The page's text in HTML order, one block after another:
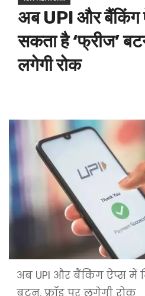
अब UPI और बैंकिंग
सकता है ‘फ्रीज’
लगेगी रोक
अब UPI और बैंकिंग ऐप्स में